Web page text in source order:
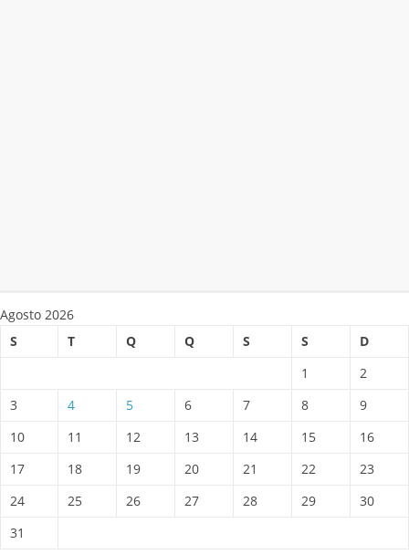
Agosto 2026
S
T Q Q S S
D
1
2
3
4 5 6 7 8
9
10
11 12 13 14 15
16
17
18 19 20 21 22
23
24
25 26 27 28 29
30
31